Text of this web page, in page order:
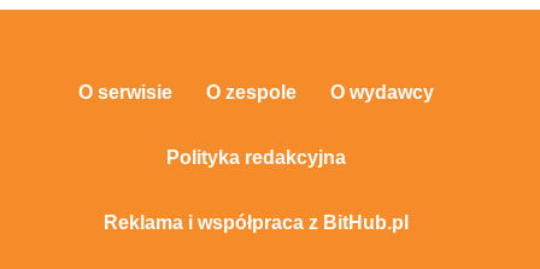
O serwisie O zespole O wydawcy
Polityka redakcyjna
Reklama i współpraca z BitHub.pl